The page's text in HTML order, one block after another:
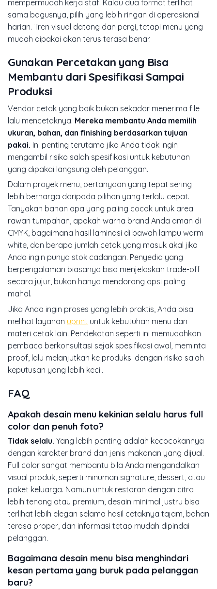
mempermudah kerja staf. Kalau dua format terlihat
sama bagusnya, pilih yang lebih ringan di operasional
harian. Tren visual datang dan pergi, tetapi menu yang
mudah dipakai akan terus terasa benar.
Gunakan Percetakan yang Bisa
Membantu dari Spesifikasi Sampai
Produksi
Vendor cetak yang baik bukan sekadar menerima file
lalu mencetaknya. Mereka membantu Anda memilih
ukuran, bahan, dan finishing berdasarkan tujuan
pakai. Ini penting terutama jika Anda tidak ingin
mengambil risiko salah spesifikasi untuk kebutuhan
yang dipakai langsung oleh pelanggan.
Dalam proyek menu, pertanyaan yang tepat sering
lebih berharga daripada pilihan yang terlalu cepat.
Tanyakan bahan apa yang paling cocok untuk area
rawan tumpahan, apakah warna brand Anda aman di
CMYK, bagaimana hasil laminasi di bawah lampu warm
white, dan berapa jumlah cetak yang masuk akal jika
Anda ingin punya stok cadangan. Penyedia yang
berpengalaman biasanya bisa menjelaskan trade-off
secara jujur, bukan hanya mendorong opsi paling
mahal.
Jika Anda ingin proses yang lebih praktis, Anda bisa
melihat layanan uprint untuk kebutuhan menu dan
materi cetak lain. Pendekatan seperti ini memudahkan
pembaca berkonsultasi sejak spesifikasi awal, meminta
proof, lalu melanjutkan ke produksi dengan risiko salah
keputusan yang lebih kecil.
FAQ
Apakah desain menu kekinian selalu harus full
color dan penuh foto?
Tidak selalu. Yang lebih penting adalah kecocokannya
dengan karakter brand dan jenis makanan yang dijual.
Full color sangat membantu bila Anda mengandalkan
visual produk, seperti minuman signature, dessert, atau
paket keluarga. Namun untuk restoran dengan citra
lebih tenang atau premium, desain minimal justru bisa
terlihat lebih elegan selama hasil cetaknya tajam, bahan
terasa proper, dan informasi tetap mudah dipindai
pelanggan.
Bagaimana desain menu bisa menghindari
kesan pertama yang buruk pada pelanggan
baru?